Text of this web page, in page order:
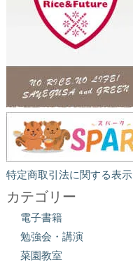
特定商取引法に関する表示
カテゴリー
電子書籍
勉強会・講演
菜園教室